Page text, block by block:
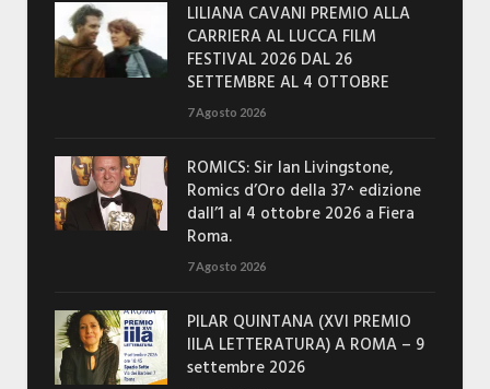
LILIANA CAVANI PREMIO ALLA
CARRIERA AL LUCCA FILM
FESTIVAL 2026 DAL 26
SETTEMBRE AL 4 OTTOBRE
7 Agosto 2026
ROMICS: Sir Ian Livingstone,
Romics d’Oro della 37^ edizione
dall’1 al 4 ottobre 2026 a Fiera
Roma.
7 Agosto 2026
PILAR QUINTANA (XVI PREMIO
IILA LETTERATURA) A ROMA – 9
settembre 2026